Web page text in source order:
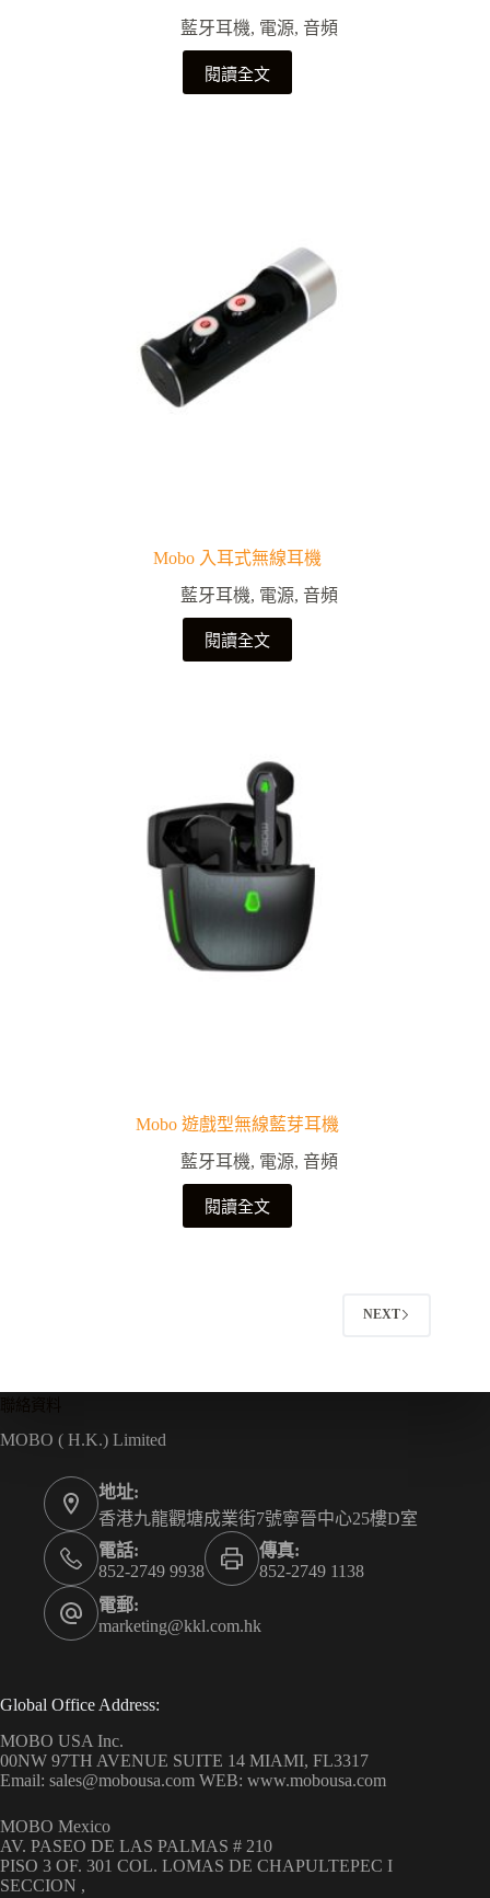
藍牙耳機, 電源, 音頻
閱讀全文
Mobo 入耳式無線耳機
藍牙耳機, 電源, 音頻
閱讀全文
Mobo 遊戲型無線藍芽耳機
藍牙耳機, 電源, 音頻
閱讀全文
NEXT
MOBO ( H.K.) Limited
地址:
香港九龍觀塘成業街7號寧晉中心25樓D室
電話:
852-2749 9938
傳真:
852-2749 1138
電郵:
marketing@kkl.com.hk
Global Office Address:
MOBO USA Inc.
00NW 97TH AVENUE SUITE 14 MIAMI, FL3317
Email: sales@mobousa.com WEB: www.mobousa.com
MOBO Mexico
AV. PASEO DE LAS PALMAS # 210
PISO 3 OF. 301 COL. LOMAS DE CHAPULTEPEC I
SECCION ,